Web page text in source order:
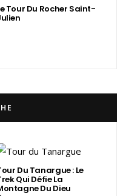
Tour Du Rocher Saint-
Du Tanargue : Le
Qui Défie La
Du Dieu